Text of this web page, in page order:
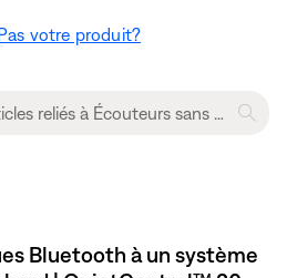
votre produit?
Bluetooth à un système